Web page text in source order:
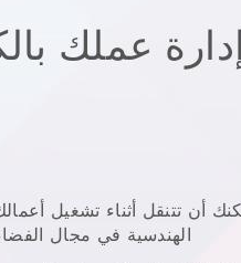
إدارة عملك
أن تتنقل أثناء تشغيل
الهندسية في مجال